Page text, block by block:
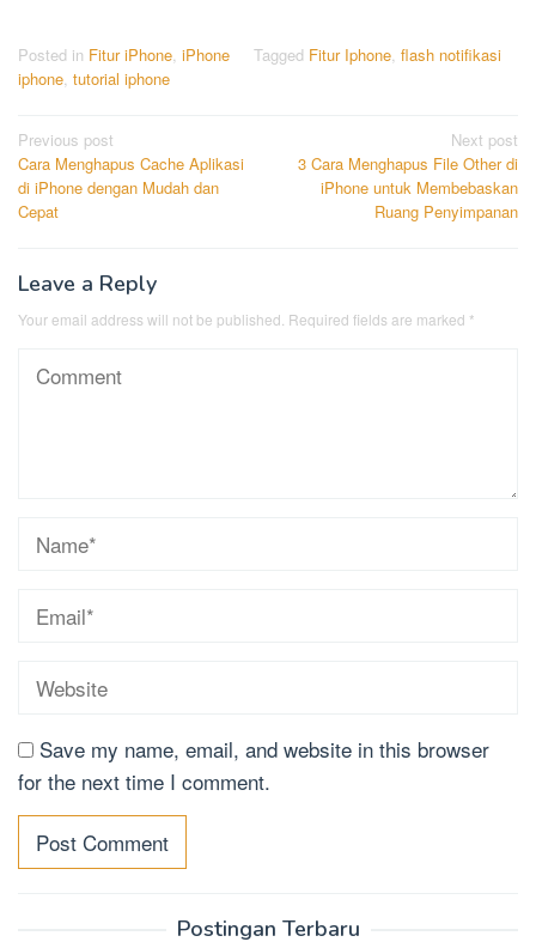
Posted in Fitur iPhone, iPhone Tagged Fitur Iphone, flash notifikasi
iphone, tutorial iphone
Post
navigation
Previous post
Cara Menghapus Cache Aplikasi
di iPhone dengan Mudah dan
Cepat
Next post
3 Cara Menghapus File Other di
iPhone untuk Membebaskan
Ruang Penyimpanan
Leave a Reply
Your email address will not be published. Required fields are marked *
Save my name, email, and website in this browser
for the next time I comment.
Postingan Terbaru